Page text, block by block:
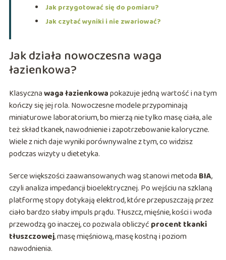
Jak przygotować się do pomiaru?
Jak czytać wyniki i nie zwariować?
Jak działa nowoczesna waga
łazienkowa?
Klasycznawaga łazienkowapokazuje jedną wartość i na tym
kończy się jej rola. Nowoczesne modele przypominają
miniaturowe laboratorium, bo mierzą nie tylko masę ciała, ale
też skład tkanek, nawodnienie i zapotrzebowanie kaloryczne.
Wiele z nich daje wyniki porównywalne z tym, co widzisz
podczas wizyty u dietetyka.
Serce większości zaawansowanych wag stanowi metoda BIA,
czyli analiza impedancji bioelektrycznej. Po wejściu na szklaną
platformę stopy dotykają elektrod, które przepuszczają przez
ciało bardzo słaby impuls prądu. Tłuszcz, mięśnie, kości i woda
przewodzą go inaczej, co pozwala obliczyć procent tkanki
tłuszczowej, masę mięśniową, masę kostną i poziom
nawodnienia.